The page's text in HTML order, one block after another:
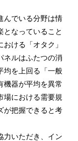
んでいる分野は情
となっていること
ける「オタク」
ネルはふたつの消
均を上回る「一般
機器が平均を異常
場における需要規
が把握できると考
いただき、イン